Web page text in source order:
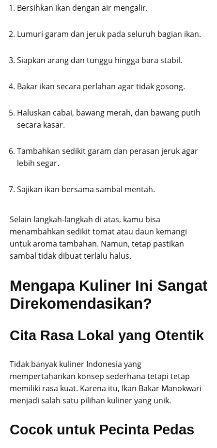
Bersihkan ikan dengan air mengalir.
Lumuri garam dan jeruk pada seluruh bagian ikan.
Siapkan arang dan tunggu hingga bara stabil.
Bakar ikan secara perlahan agar tidak gosong.
Haluskan cabai, bawang merah, dan bawang putih
secara kasar.
Tambahkan sedikit garam dan perasan jeruk agar
lebih segar.
Sajikan ikan bersama sambal mentah.
Selain langkah-langkah di atas, kamu bisa
menambahkan sedikit tomat atau daun kemangi
untuk aroma tambahan. Namun, tetap pastikan
sambal tidak dibuat terlalu halus.
Mengapa Kuliner Ini Sangat
Direkomendasikan?
Cita Rasa Lokal yang Otentik
Tidak banyak kuliner Indonesia yang
mempertahankan konsep sederhana tetapi tetap
memiliki rasa kuat. Karena itu, Ikan Bakar Manokwari
menjadi salah satu pilihan kuliner yang unik.
Cocok untuk Pecinta Pedas